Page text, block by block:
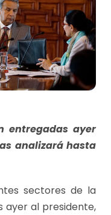
entregadas ayer
analizará hasta
sectores de la
ayer al presidente,